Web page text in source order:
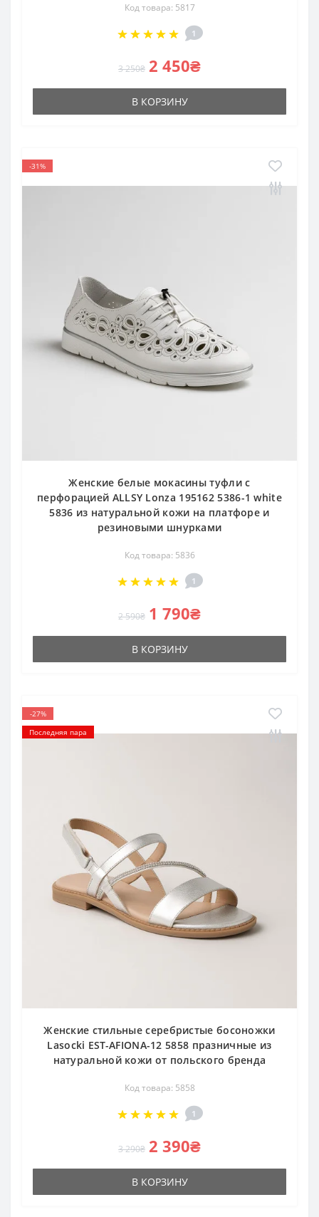
Код товара: 5817
1
3 250₴ 2 450₴
В КОРЗИНУ
-31%
Женские белые мокасины туфли с
перфорацией ALLSY Lonza 195162 5386-1 white
5836 из натуральной кожи на платфоре и
резиновыми шнурками
Код товара: 5836
1
2 590₴ 1 790₴
В КОРЗИНУ
-27%
Последняя пара
Женские стильные серебристые босоножки
Lasocki EST-AFIONA-12 5858 празничные из
натуральной кожи от польского бренда
Код товара: 5858
1
3 290₴ 2 390₴
В КОРЗИНУ